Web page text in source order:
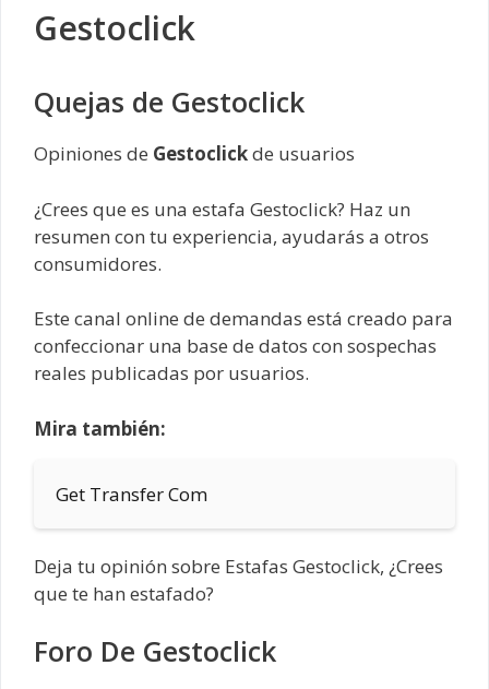
Gestoclick
Quejas de Gestoclick
Opiniones de Gestoclickde usuarios
¿Crees que es una estafa Gestoclick? Haz un
resumen con tu experiencia, ayudarás a otros
consumidores.
Este canal online de demandas está creado para
confeccionar una base de datos con sospechas
reales publicadas por usuarios.
Mira también:
Get Transfer Com
Deja tu opinión sobre Estafas Gestoclick, ¿Crees
que te han estafado?
Foro De Gestoclick